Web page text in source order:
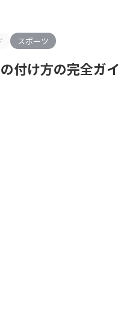
スポーツ
付け方の完全ガイ